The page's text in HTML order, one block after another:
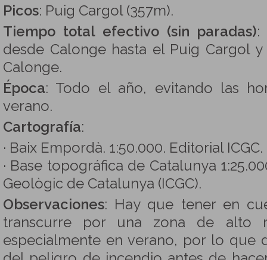
Picos: Puig Cargol (357m).
Tiempo total efectivo (sin paradas):
desde Calonge hasta el Puig Cargol y
Calonge.
Época: Todo el año, evitando las
verano.
Cartografía:
· Baix Empordà. 1:50.000. Editorial ICGC.
· Base topográfica de Catalunya
Geològic de Catalunya (ICGC).
Observaciones: Hay que tener en
transcurre por una zona de alto
especialmente en verano, por lo que